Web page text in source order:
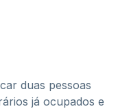
duas pessoas
já ocupados e